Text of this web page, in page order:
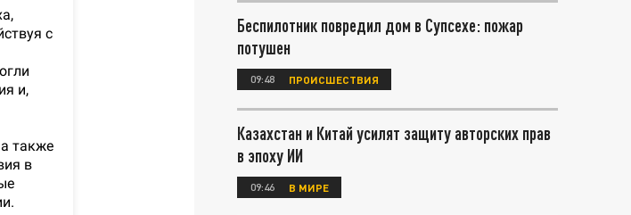
Беспилотник повредил дом в Супсехе: пожар
потушен
09:48 ПРОИСШЕСТВИЯ
Казахстан и Китай усилят защиту авторских прав
в эпоху ИИ
09:46 В МИРЕ